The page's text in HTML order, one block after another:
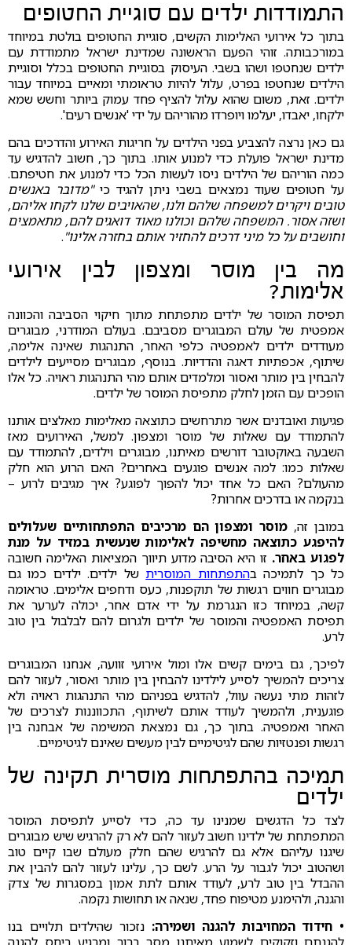
התמודדות ילדים עם סוגיית החטופים
בתוך כל אירועי האלימות הקשים, סוגיית החטופים בולטת במיוחד
במורכבותה. זוהי הפעם הראשונה שמדינת ישראל מתמודדת עם
ילדים שנחטפו ושהו בשבי. העיסוק בסוגיית החטופים בכלל וסוגיית
הילדים שנחטפו בפרט, עלול להיות טראומתי ומאיים במיוחד עבור
ילדים. זאת, משום שהוא עלול להציף פחד עמוק ביותר וחשש שמא
ילקחו, יאבדו, יעלמו ויופרדו מהוריהם על ידי 'אנשים רעים'.
גם כאן נרצה להצביע בפני הילדים על חריגות האירוע והדרכים בהם
מדינת ישראל פועלת כדי למנוע אותו. בתוך כך, חשוב להדגיש עד
כמה הוריהם של הילדים ניסו לעשות הכל כדי למנוע את חטיפתם.
על חטופים שעוד נמצאים בשבי ניתן להגיד כי"מדובר באנשים
טובים ויקרים למשפחה שלהם ולנו, שהאויבים שלנו לקחו אליהם,
ושזה אסור. המשפחה שלהם וכולנו מאוד דואגים להם, מתאמצים
וחושבים על כל מיני דרכים להחזיר אותם בחזרה אלינו".
מה בין מוסר ומצפון לבין אירועי
אלימות?
תפיסת המוסר של ילדים מתפתחת מתוך חיקוי הסביבה והכוונה
אמפטית של עולם המבוגרים מסביבם. בעולם המודרני, מבוגרים
מעודדים ילדים לאמפטיה כלפי האחר, התנהגות שאינה אלימה,
שיתוף, אכפתיות דאגה והדדיות. בנוסף, מבוגרים מסייעים לילדים
להבחין בין מותר ואסור ומלמדים אותם מהי התנהגות ראויה. כל אלו
הופכים עם הזמן לחלק מתפיסת המוסר של ילדים.
פגיעות ואובדנים אשר מתרחשים כתוצאה מאלימות מאלצים אותנו
להתמודד עם שאלות של מוסר ומצפון. למשל, האירועים מאז
השבעה באוקטובר דורשים מאיתנו, מבוגרים וילדים, להתמודד עם
שאלות כמו: למה אנשים פוגעים באחרים? האם הרוע הוא חלק
מהעולם? האם כל אחד יכול להפוך לפוגע? איך מגיבים לרוע –
בנקמה או בדרכים אחרות?
במובן זה, מוסר ומצפון הם מרכיבים התפתחותיים שעלולים
להיפגע כתוצאה מחשיפה לאלימות שנעשית במזיד על מנת
לפגוע באחר. זו היא הסיבה מדוע תיווך המציאות האלימה חשובה
כל כך לתמיכה בהתפתחות המוסרית של ילדים. ילדים כמו גם
מבוגרים חווים רגשות של תוקפנות, כעס ודחפים אלימים. טראומה
קשה, במיוחד כזו הנגרמת על ידי אדם אחר, יכולה לערער את
תפיסת האמפטיה והמוסר של ילדים ולגרום להם לבלבול בין טוב
לרע.
לפיכך, גם בימים קשים אלו ומול אירועי זוועה, אנחנו המבוגרים
צריכים להמשיך לסייע לילדינו להבחין בין מותר ואסור, לעזור להם
לזהות מתי נעשה עוול, להדגיש בפניהם מהי התנהגות ראויה ולא
פוגענית, ולהמשיך לעודד אותם לשיתוף, התכווננות לצרכים של
האחר ואמפטיה. בתוך כך, גם נמצאת המשימה של אבחנה בין
רגשות ופנטזיות שהם לגיטימיים לבין מעשים שאינם לגיטימיים.
תמיכה בהתפתחות מוסרית תקינה של
ילדים
לצד כל הדגשים שמנינו עד כה, כדי לסייע לתפיסת המוסר
המתפתחת של ילדינו חשוב לעזור להם לא רק להרגיש שיש מבוגרים
שיגנו עליהם אלא גם להרגיש שהם חלק מעולם שבו קיים טוב
ושהטוב יכול לגבור על הרע. לשם כך, עלינו לעזור להם להבין את
ההבדל בין טוב לרע, לעודד אותם לתת אמון במסגרות של צדק
והגנה, ולהימנע מטיפוח פחד, שנאה או תחושות נקמה.
• חידוד המחויבות להגנה ושמירה: נזכור שהילדים תלויים בנו